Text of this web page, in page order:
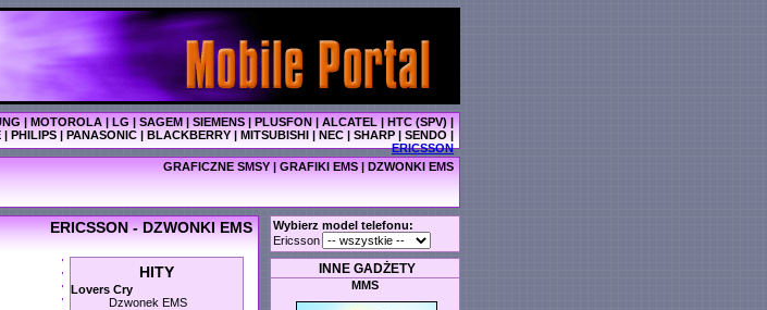
|MOTOROLA|LG|SAGEM|SIEMENS|PLUSFON|ALCATEL|HTC (SPV)|
|PHILIPS|PANASONIC|BLACKBERRY|MITSUBISHI|NEC|SHARP|SENDO|
ERICSSON
GRAFICZNE SMSY | GRAFIKI EMS | DZWONKI EMS
ERICSSON - DZWONKI EMS
HITY
Lovers Cry
Dzwonek EMS
Wybierz model telefonu:
Ericsson
INNE GADŻETY
MMS